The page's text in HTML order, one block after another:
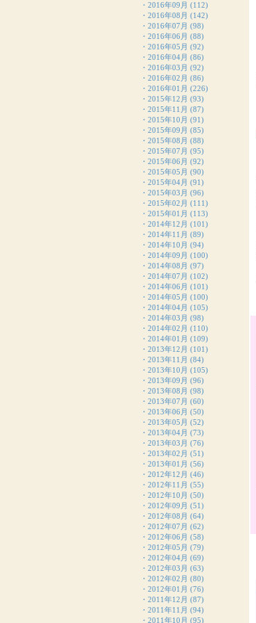
・ 2016年09月 (112)
・ 2016年08月 (142)
・ 2016年07月 (98)
・ 2016年06月 (88)
・ 2016年05月 (92)
・ 2016年04月 (86)
・ 2016年03月 (92)
・ 2016年02月 (86)
・ 2016年01月 (226)
・ 2015年12月 (93)
・ 2015年11月 (87)
・ 2015年10月 (91)
・ 2015年09月 (85)
・ 2015年08月 (88)
・ 2015年07月 (95)
・ 2015年06月 (92)
・ 2015年05月 (90)
・ 2015年04月 (91)
・ 2015年03月 (96)
・ 2015年02月 (111)
・ 2015年01月 (113)
・ 2014年12月 (101)
・ 2014年11月 (89)
・ 2014年10月 (94)
・ 2014年09月 (100)
・ 2014年08月 (97)
・ 2014年07月 (102)
・ 2014年06月 (101)
・ 2014年05月 (100)
・ 2014年04月 (105)
・ 2014年03月 (98)
・ 2014年02月 (110)
・ 2014年01月 (109)
・ 2013年12月 (101)
・ 2013年11月 (84)
・ 2013年10月 (105)
・ 2013年09月 (96)
・ 2013年08月 (98)
・ 2013年07月 (60)
・ 2013年06月 (50)
・ 2013年05月 (52)
・ 2013年04月 (73)
・ 2013年03月 (76)
・ 2013年02月 (51)
・ 2013年01月 (56)
・ 2012年12月 (46)
・ 2012年11月 (55)
・ 2012年10月 (50)
・ 2012年09月 (51)
・ 2012年08月 (64)
・ 2012年07月 (62)
・ 2012年06月 (58)
・ 2012年05月 (79)
・ 2012年04月 (69)
・ 2012年03月 (63)
・ 2012年02月 (80)
・ 2012年01月 (76)
・ 2011年12月 (87)
・ 2011年11月 (94)
・ 2011年10月 (95)